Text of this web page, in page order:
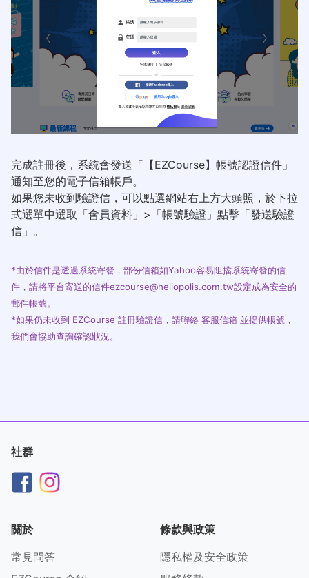
完成註冊後，系統會發送「【EZCourse】帳號認證信件」
通知至您的電子信箱帳戶。
如果您未收到驗證信，可以點選網站右上方大頭照，於下拉
式選單中選取「會員資料」>「帳號驗證」點擊「發送驗證
信」。
*由於信件是透過系統寄發，部份信箱如Yahoo容易阻擋系統寄發的信
件，請將平台寄送的信件ezcourse@heliopolis.com.tw設定成為安全的
郵件帳號。
*如果仍未收到 EZCourse 註冊驗證信，請聯絡 客服信箱 並提供帳號，
我們會協助查詢確認狀況。
社群
關於
常見問答
條款與政策
隱私權及安全政策